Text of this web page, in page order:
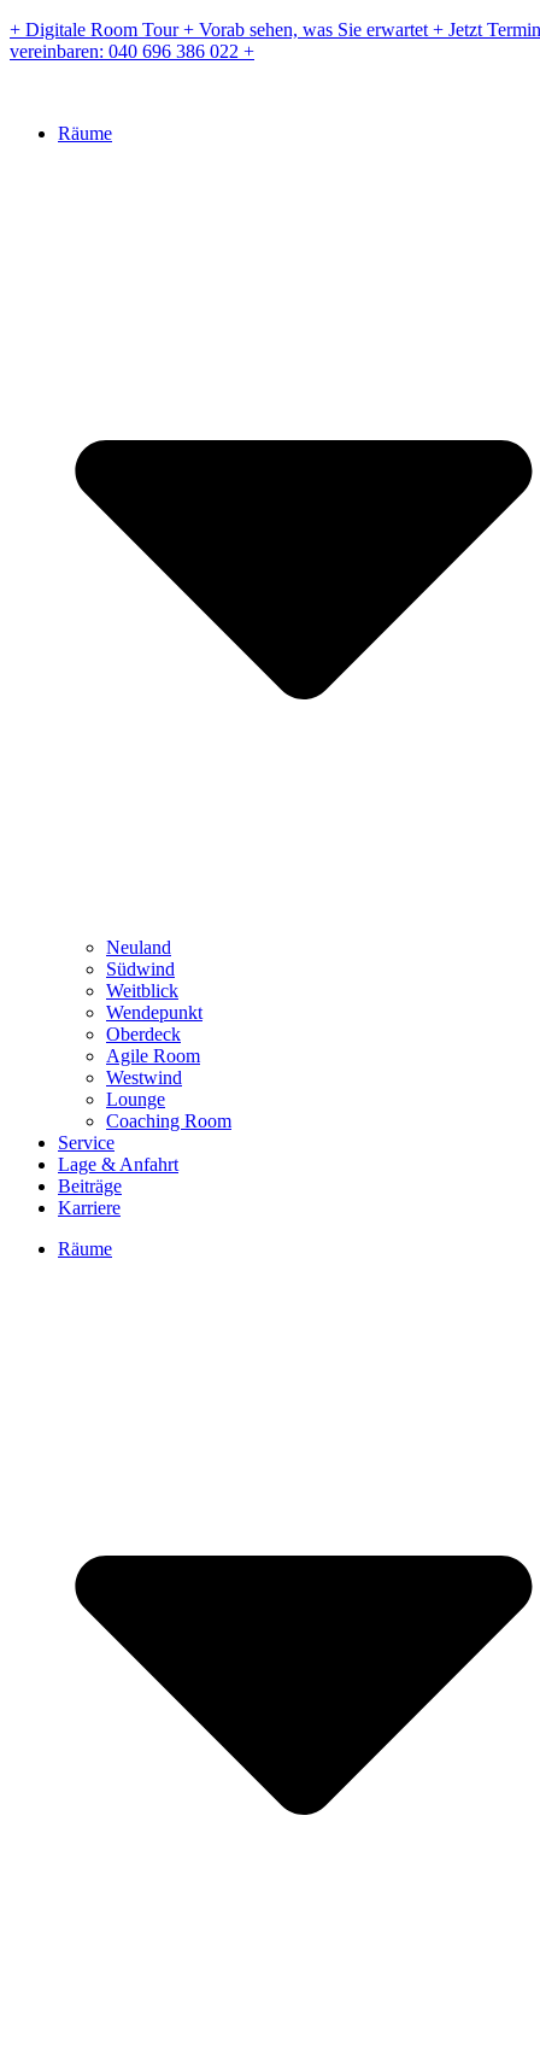
Zum
Inhalt
+ Digitale Room Tour + Vorab sehen, was Sie erwartet + Jetzt Termin
vereinbaren: 040 696 386 022 +
Räume
Neuland
Südwind
Weitblick
Wendepunkt
Oberdeck
Agile Room
Westwind
Lounge
Coaching Room
Service
Lage & Anfahrt
Beiträge
Karriere
Räume